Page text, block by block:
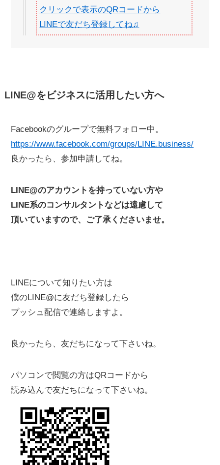
クリックで表示のQRコードから
LINEで友だち登録してね♫
LINE@をビジネスに活用したい方へ
Facebookのグループで無料フォロー中。
https://www.facebook.com/groups/LINE.business/
良かったら、参加申請してね。
LINE@のアカウントを持っていない方や
LINE系のコンサルタントなどは遠慮して
頂いていますので、ご了承くださいませ。
LINEについて知りたい方は
僕のLINE@に友だち登録したら
プッシュ配信で連絡しますよ。
良かったら、友だちになって下さいね。
パソコンで閲覧の方はQRコードから
読み込んで友だちになって下さいね。